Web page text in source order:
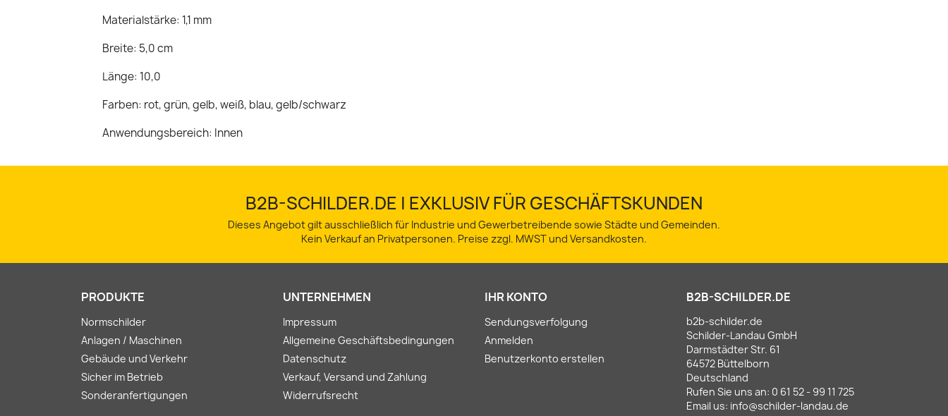
Materialstärke: 1,1 mm
Breite: 5,0 cm
Länge: 10,0
Farben: rot, grün, gelb, weiß, blau, gelb/schwarz
Anwendungsbereich: Innen
B2B-SCHILDER.DE | EXKLUSIV FÜR GESCHÄFTSKUNDEN
Dieses Angebot gilt ausschließlich für Industrie und Gewerbetreibende sowie Städte und Gemeinden.
Kein Verkauf an Privatpersonen. Preise zzgl. MWST und Versandkosten.
PRODUKTE
Normschilder
Anlagen / Maschinen
Gebäude und Verkehr
Sicher im Betrieb
Sonderanfertigungen
UNTERNEHMEN
Impressum
Allgemeine Geschäftsbedingungen
Datenschutz
Verkauf, Versand und Zahlung
Widerrufsrecht
IHR KONTO
Sendungsverfolgung
Anmelden
Benutzerkonto erstellen
B2B-SCHILDER.DE
b2b-schilder.de
Schilder-Landau GmbH
Darmstädter Str. 61
64572 Büttelborn
Deutschland
Rufen Sie uns an: 0 61 52 - 99 11 725
Email us: info@schilder-landau.de